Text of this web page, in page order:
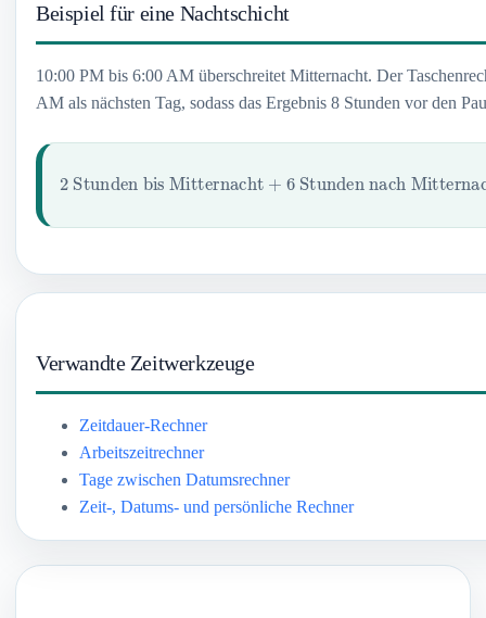
Beispiel für eine Nachtschicht
10:00 PM bis 6:00 AM überschreitet Mitternacht. Der
AM als nächsten Tag, sodass das Ergebnis 8 Stunden vor den
2Stunden bis Mitternacht +6 Stunden nach
Verwandte Zeitwerkzeuge
Zeitdauer-Rechner
Arbeitszeitrechner
Tage zwischen Datumsrechner
Zeit-, Datums- und persönliche Rechner